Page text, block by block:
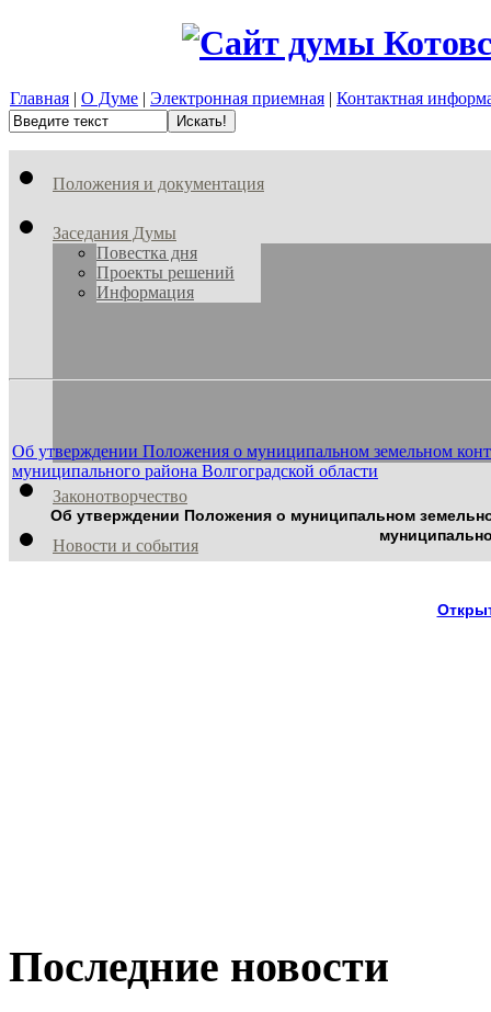
Главная | О Думе | Электронная приемная | Контактная
Положения и документация
Заседания Думы
Повестка дня
Проекты решений
Информация
Законотворчество
Новости и события
Об утверждении Положения о муниципальном земельном
муниципального района Волгоградской области
Об утверждении Положения о муниципальном
Последние новости